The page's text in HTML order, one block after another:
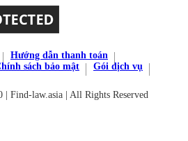
Hướng dẫn thanh toán
sách bảo mật
Gói dịch vụ
Find-law.asia | All Rights Reserved